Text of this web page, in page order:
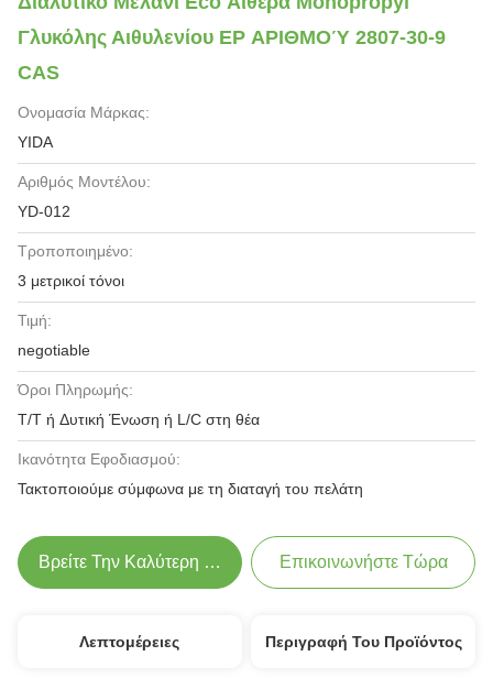
Γλυκόλης Αιθυλενίου EP ΑΡΙΘΜΟΎ 2807-30-9
CAS
Ονομασία Μάρκας:
YIDA
Αριθμός Μοντέλου:
YD-012
Τροποποιημένο:
3 μετρικοί τόνοι
Τιμή:
negotiable
Όροι Πληρωμής:
T/T ή Δυτική Ένωση ή L/C στη θέα
Ικανότητα Εφοδιασμού:
Τακτοποιούμε σύμφωνα με τη διαταγή του πελάτη
Βρείτε Την Καλύτερη Τιμή Επικοινωνήστε Τώρα
Λεπτομέρειες Περιγραφή Του Προϊόντος